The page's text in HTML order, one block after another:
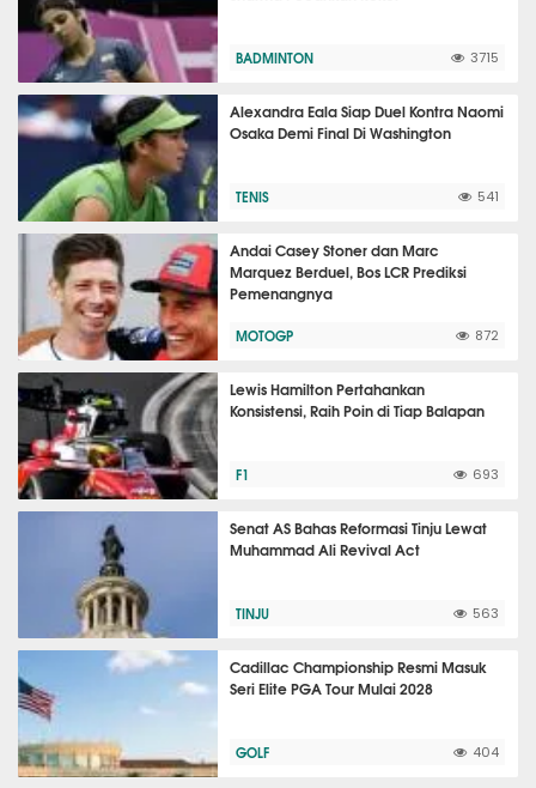
BADMINTON 3715
Alexandra Eala Siap Duel Kontra Naomi
Osaka Demi Final Di Washington
TENIS 541
Andai Casey Stoner dan Marc
Marquez Berduel, Bos LCR Prediksi
Pemenangnya
MOTOGP 872
Lewis Hamilton Pertahankan
Konsistensi, Raih Poin di Tiap Balapan
F1 693
Senat AS Bahas Reformasi Tinju Lewat
Muhammad Ali Revival Act
TINJU 563
Cadillac Championship Resmi Masuk
Seri Elite PGA Tour Mulai 2028
GOLF 404